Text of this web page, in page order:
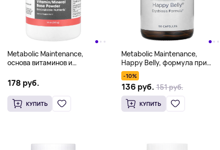
Metabolic Maintenance,
основа витаминов и
178 руб.
КУПИТЬ
Metabolic Maintenance,
Happy Belly, формула при
дисбактериозе, 90 капсул
-10%
136 руб. 151 руб.
КУПИТЬ